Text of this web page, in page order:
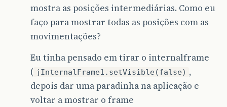
mostra as posições intermediárias. Como eu
faço para mostrar todas as posições com as
movimentações?
Eu tinha pensado em tirar o internalframe
( jInternalFrame1.setVisible(false) ,
depois dar uma paradinha na aplicação e
voltar a mostrar o frame